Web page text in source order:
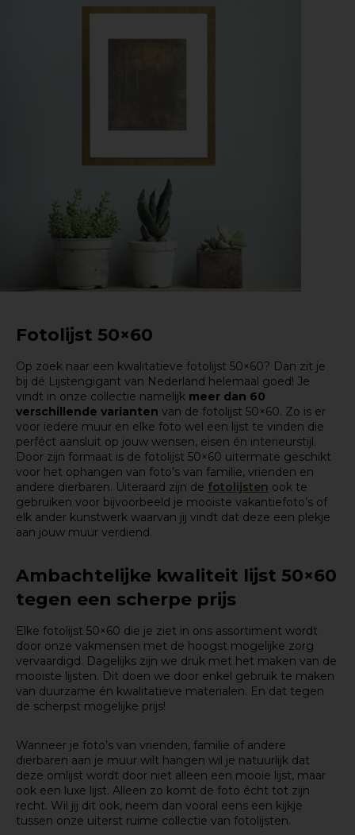
Fotolijst 50×60
Op zoek naar een kwalitatieve fotolijst 50×60? Dan zit je
bij dé Lijstengigant van Nederland helemaal goed! Je
vindt in onze collectie namelijk meer dan 60
verschillende varianten van de fotolijst 50×60. Zo is er
voor iedere muur en elke foto wel een lijst te vinden die
perféct aansluit op jouw wensen, eisen én interieurstijl.
Door zijn formaat is de fotolijst 50×60 uitermate geschikt
voor het ophangen van foto’s van familie, vrienden en
andere dierbaren. Uiteraard zijn de fotolijsten ook te
gebruiken voor bijvoorbeeld je mooiste vakantiefoto’s of
elk ander kunstwerk waarvan jij vindt dat deze een plekje
aan jouw muur verdiend.
Ambachtelijke kwaliteit lijst 50×60
tegen een scherpe prijs
Elke fotolijst 50×60 die je ziet in ons assortiment wordt
door onze vakmensen met de hoogst mogelijke zorg
vervaardigd. Dagelijks zijn we druk met het maken van de
mooiste lijsten. Dit doen we door enkel gebruik te maken
van duurzame én kwalitatieve materialen. En dat tegen
de scherpst mogelijke prijs!
Wanneer je foto’s van vrienden, familie of andere
dierbaren aan je muur wilt hangen wil je natuurlijk dat
deze omlijst wordt door niet alleen een mooie lijst, maar
ook een luxe lijst. Alleen zo komt de foto écht tot zijn
recht. Wil jij dit ook, neem dan vooral eens een kijkje
tussen onze uiterst ruime collectie van fotolijsten.